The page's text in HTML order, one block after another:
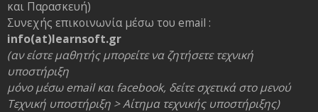
και Παρασκευή)
Συνεχής επικοινωνία μέσω του email :
info(at)learnsoft.gr
(αν είστε μαθητής μπορείτε να ζητήσετε τεχνική
υποστήριξη
μόνο μέσω email και facebook, δείτε σχετικά στο μενού
Τεχνική υποστήριξη > Αίτημα τεχνικής υποστήριξης)